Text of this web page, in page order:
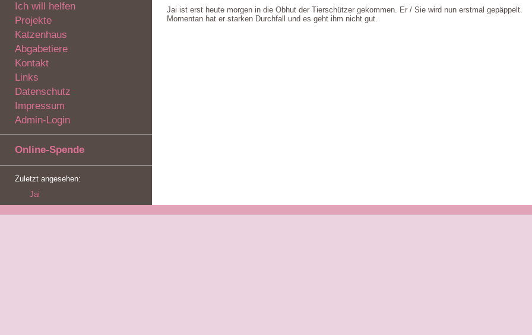
Ich will helfen
Projekte
Katzenhaus
Abgabetiere
Kontakt
Links
Datenschutz
Impressum
Admin-Login
Online-Spende
Zuletzt angesehen:
Jai
Jai ist erst heute morgen in die Obhut der Tierschützer gekommen. Er / Sie wird nun erstmal gepäppelt.
Momentan hat er starken Durchfall und es geht ihm nicht gut.